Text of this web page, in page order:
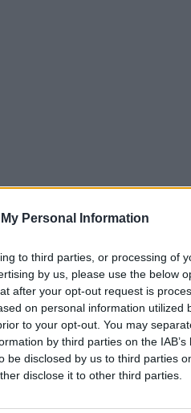
Personal Information
to third parties, or processing of
by us, please use the below
after your opt-out request is
on personal information utilized
to your opt-out. You may
by third parties on the IAB’s
be disclosed by us to third parties
disclose it to other third parties.
επιστημονική